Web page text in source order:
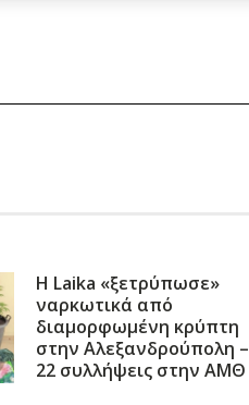
Η Laika «ξετρύπωσε»
ναρκωτικά από
διαμορφωμένη κρύπτη
στην Αλεξανδρούπολη –
22 συλλήψεις στην ΑΜΘ